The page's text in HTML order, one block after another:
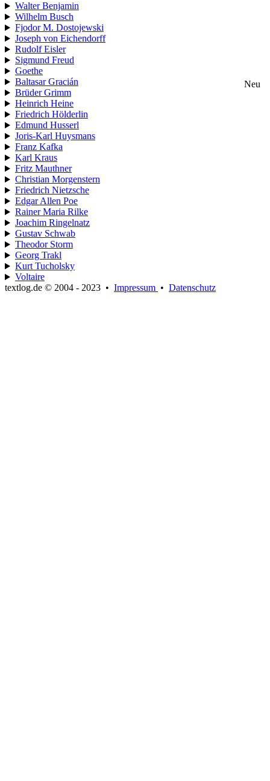
Walter Benjamin
Wilhelm Busch
Fjodor M. Dostojewski
Joseph von Eichendorff
Rudolf Eisler
Sigmund Freud
Goethe
Baltasar Gracián
Neu
Brüder Grimm
Heinrich Heine
Friedrich Hölderlin
Edmund Husserl
Joris-Karl Huysmans
Franz Kafka
Karl Kraus
Fritz Mauthner
Christian Morgenstern
Friedrich Nietzsche
Edgar Allen Poe
Rainer Maria Rilke
Joachim Ringelnatz
Gustav Schwab
Theodor Storm
Georg Trakl
Kurt Tucholsky
Voltaire
textlog.de © 2004 - 2023 • Impressum • Datenschutz